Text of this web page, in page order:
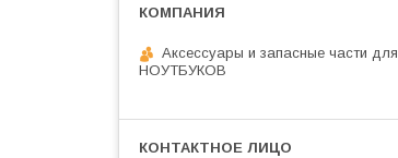
Аксессуары и запасные части для
НОУТБУКОВ